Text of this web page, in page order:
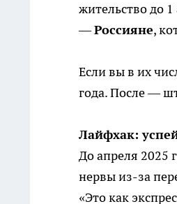
жительство до
—Россияне,
Если вы в их
года. После —
Лайфхак:
До апреля 2025
нервы из-за
«Это как